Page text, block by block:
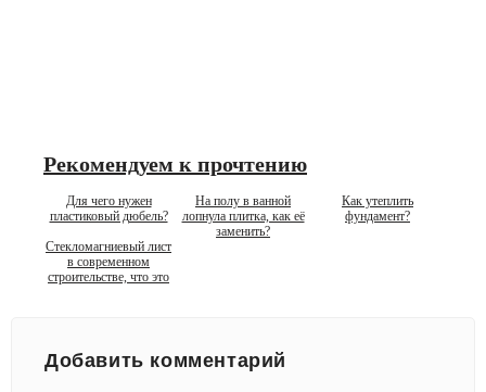
Рекомендуем к прочтению
Для чего нужен
пластиковый дюбель?
На полу в ванной
лопнула плитка, как её
заменить?
Как утеплить
фундамент?
Стекломагниевый лист
в современном
строительстве, что это
Добавить комментарий